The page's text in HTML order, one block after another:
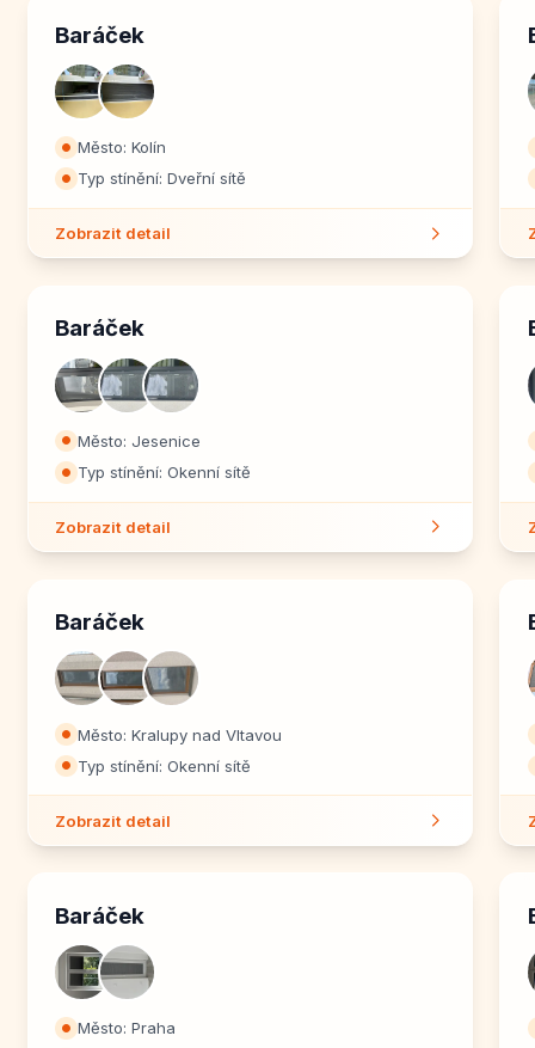
Baráček
⏺ Město: Kolín
⏺ Typ stínění: Dveřní sítě
Zobrazit detail
Baráček
⏺ Město: Jesenice
⏺ Typ stínění: Okenní sítě
Zobrazit detail
Baráček
⏺ Město: Kralupy nad Vltavou
⏺ Typ stínění: Okenní sítě
Zobrazit detail
Baráček
⏺ Město: Praha